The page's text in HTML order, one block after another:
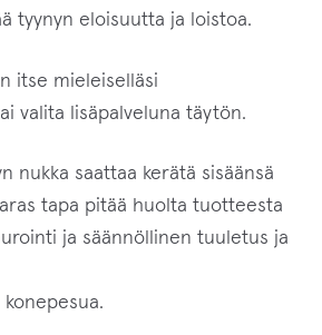
tyynyn eloisuutta ja loistoa.
itse mieleiselläsi
valita lisäpalveluna täytön.
nukka saattaa kerätä sisäänsä
tapa pitää huolta tuotteesta
ja säännöllinen tuuletus ja
konepesua.